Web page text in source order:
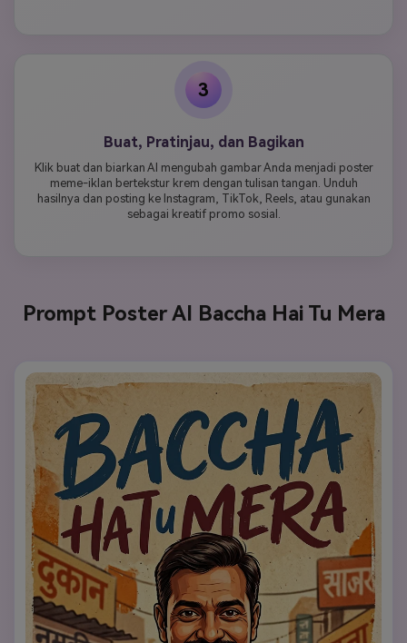
3
Buat, Pratinjau, dan Bagikan
Klik buat dan biarkan AI mengubah gambar Anda menjadi poster
meme-iklan bertekstur krem dengan tulisan tangan. Unduh
hasilnya dan posting ke Instagram, TikTok, Reels, atau gunakan
sebagai kreatif promo sosial.
Prompt Poster AI Baccha Hai Tu Mera